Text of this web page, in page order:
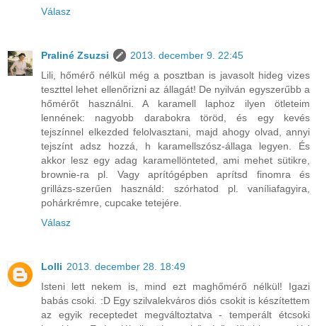
Válasz
Praliné Zsuzsi
2013. december 9. 22:45
Lili, hőmérő nélkül még a posztban is javasolt hideg vizes
teszttel lehet ellenőrizni az állagát! De nyilván egyszerűbb a
hőmérőt használni. A karamell laphoz ilyen ötleteim
lennének: nagyobb darabokra töröd, és egy kevés
tejszínnel elkezded felolvasztani, majd ahogy olvad, annyi
tejszínt adsz hozzá, h karamellszósz-állaga legyen. És
akkor lesz egy adag karamellönteted, ami mehet sütikre,
brownie-ra pl. Vagy aprítógépben aprítsd finomra és
grillázs-szerűen használd: szórhatod pl. vaníliafagyira,
pohárkrémre, cupcake tetejére.
Válasz
Lolli 2013. december 28. 18:49
Isteni lett nekem is, mind ezt maghőmérő nélkül! Igazi
babás csoki. :D Egy szilvalekváros diós csokit is készítettem
az egyik receptedet megváltoztatva - temperált étcsoki